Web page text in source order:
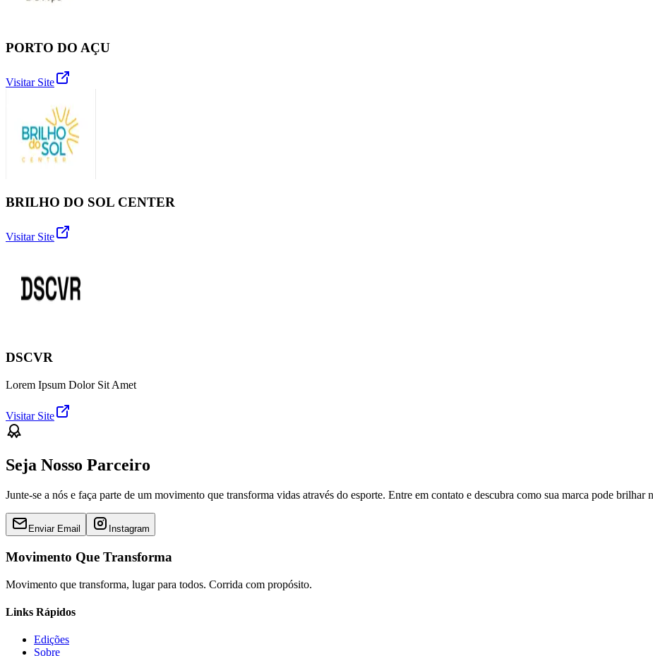
PORTO DO AÇU
Visitar Site
BRILHO DO SOL CENTER
Visitar Site
DSCVR
Lorem Ipsum Dolor Sit Amet
Visitar Site
Seja Nosso Parceiro
Junte-se a nós e faça parte de um movimento que transforma vidas através do esporte. Entre em contato e descubra como sua marca pode brilhar
Enviar Email Instagram
Movimento Que Transforma
Movimento que transforma, lugar para todos. Corrida com propósito.
Links Rápidos
Edições
Sobre